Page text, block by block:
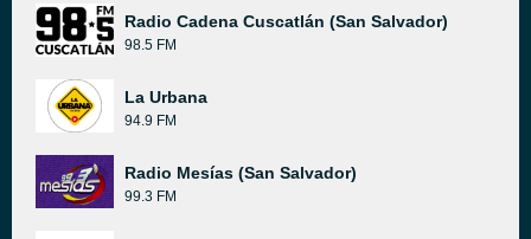
Radio Cadena Cuscatlán (San Salvador)
98.5 FM
La Urbana
94.9 FM
Radio Mesías (San Salvador)
99.3 FM